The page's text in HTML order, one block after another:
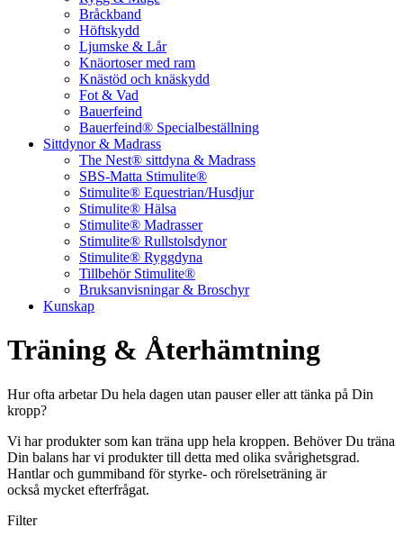
Bråckband
Höftskydd
Ljumske & Lår
Knäortoser med ram
Knästöd och knäskydd
Fot & Vad
Bauerfeind
Bauerfeind® Specialbeställning
Sittdynor & Madrass
The Nest® sittdyna & Madrass
SBS-Matta Stimulite®
Stimulite® Equestrian/Husdjur
Stimulite® Hälsa
Stimulite® Madrasser
Stimulite® Rullstolsdynor
Stimulite® Ryggdyna
Tillbehör Stimulite®
Bruksanvisningar & Broschyr
Kunskap
Träning & Återhämtning
Hur ofta arbetar Du hela dagen utan pauser eller att tänka på Din
kropp?
Vi har produkter som kan träna upp hela kroppen. Behöver Du träna
Din balans har vi produkter till detta med olika svårighetsgrad.
Hantlar och gummiband för styrke- och rörelseträning är
också mycket efterfrågat.
Filter